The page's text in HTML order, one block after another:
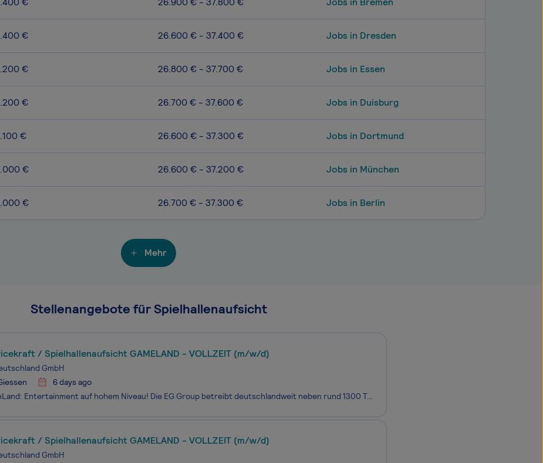
€ 26.600 € - 37.400 € Jobs in Dresden
€ 26.800 € - 37.700 € Jobs in Essen
€ 26.700 € - 37.600 € Jobs in Duisburg
€ 26.600 € - 37.300 € Jobs in Dortmund
€ 26.600 € - 37.200 € Jobs in München
€ 26.700 € - 37.300 € Jobs in Berlin
Mehr
Stellenangebote für Spielhallenaufsicht
/ Spielhallenaufsicht GAMELAND - VOLLZEIT (m/w/d)
GmbH
6 days ago
GameLand: Entertainment auf hohem Niveau! Die EG Group betreibt deutschlandweit neben rund 1300 Tankstellen unter anderem der Marke Esso auch die MAXI Autohöfe der KMS Unternehmensgruppe, welche zu den Marktführern der Branche zählt. Unsere GameLand Spielhallen sind häufig Bestandteil der MAXI Auto
/ Spielhallenaufsicht GAMELAND - VOLLZEIT (m/w/d)
GmbH